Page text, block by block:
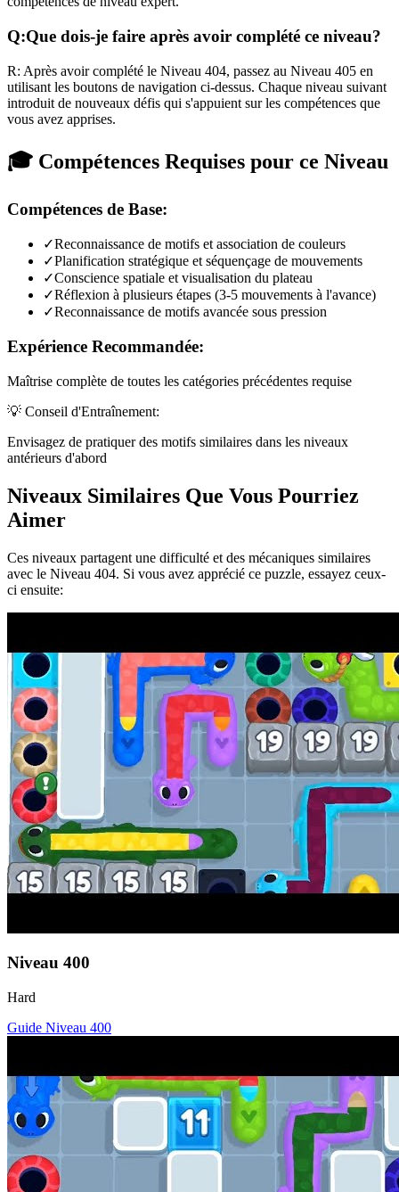
Q:Que dois-je faire après avoir complété ce niveau?
R: Après avoir complété le Niveau 404, passez au Niveau 405 en
utilisant les boutons de navigation ci-dessus. Chaque niveau suivant
introduit de nouveaux défis qui s'appuient sur les compétences que
vous avez apprises.
🎓 Compétences Requises pour ce Niveau
Compétences de Base:
✓Reconnaissance de motifs et association de couleurs
✓Planification stratégique et séquençage de mouvements
✓Conscience spatiale et visualisation du plateau
✓Réflexion à plusieurs étapes (3-5 mouvements à l'avance)
✓Reconnaissance de motifs avancée sous pression
Expérience Recommandée:
Maîtrise complète de toutes les catégories précédentes requise
💡 Conseil d'Entraînement:
Envisagez de pratiquer des motifs similaires dans les niveaux
antérieurs d'abord
Niveaux Similaires Que Vous Pourriez
Aimer
Ces niveaux partagent une difficulté et des mécaniques similaires
avec le Niveau 404. Si vous avez apprécié ce puzzle, essayez ceux-
ci ensuite:
Niveau 400
Hard
Guide Niveau 400